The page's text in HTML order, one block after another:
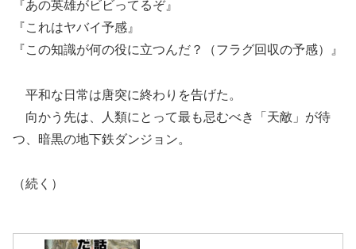
『あの英雄がビビってるぞ』
『これはヤバイ予感』
『この知識が何の役に立つんだ？（フラグ回収の予感）』
平和な日常は唐突に終わりを告げた。
向かう先は、人類にとって最も忌むべき「天敵」が待
つ、暗黒の地下鉄ダンジョン。
（続く）